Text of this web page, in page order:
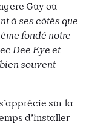
Guy ou
à ses côtés que
fondé notre
Dee Eye et
souvent
s’apprécie sur la
d’installer